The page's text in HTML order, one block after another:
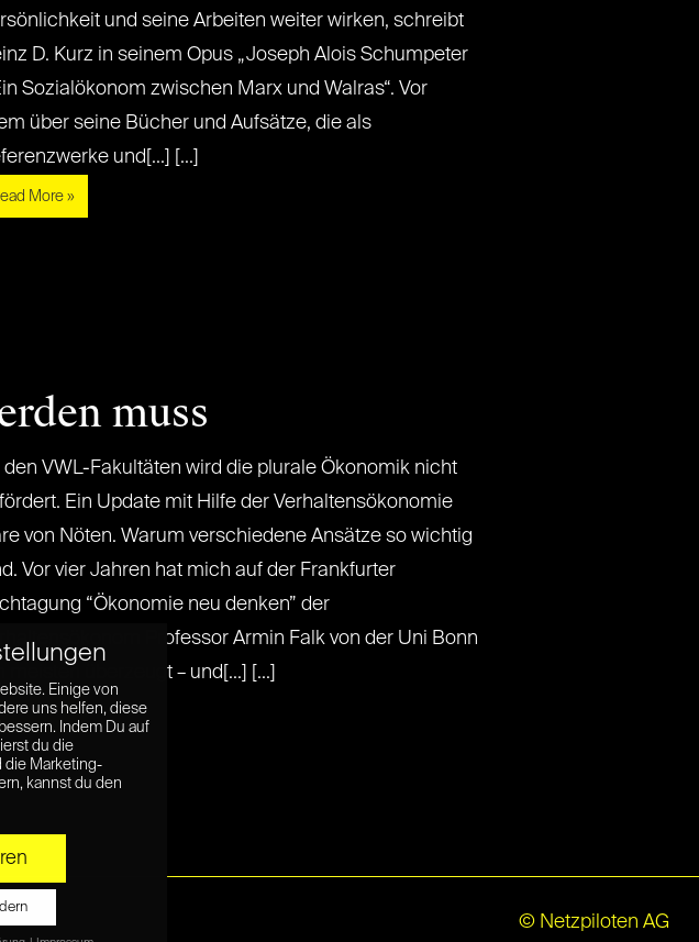
und seine Arbeiten weiter wirken, schreibt
D. Kurz in seinem Opus „Joseph Alois Schumpeter
Sozialökonom zwischen Marx und Walras“. Vor
über seine Bücher und Aufsätze, die als
und[...] [...]
More »
muss
den VWL-Fakultäten wird die plurale Ökonomik nicht
Ein Update mit Hilfe der Verhaltensökonomie
von Nöten. Warum verschiedene Ansätze so wichtig
Vor vier Jahren hat mich auf der Frankfurter
“Ökonomie neu denken” der
Professor Armin Falk von der Uni Bonn
meisten überzeugt – und[...] [...]
More »
© Netzpiloten AG
Einige von
uns helfen, diese
Indem Du auf
du die
die Marketing-
kannst du den